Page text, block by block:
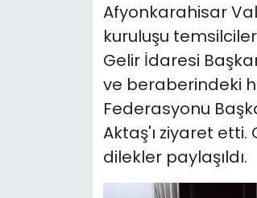
Afyonkarahisar
kuruluşu
Gelir İdaresi
ve beraberindeki
Federasyonu
Aktaş'ı ziyaret etti.
dilekler paylaşıldı.